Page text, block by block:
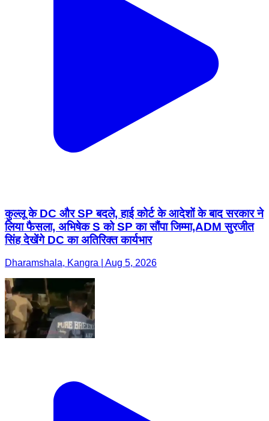
कुल्लू के DC और SP बदले, हाई कोर्ट के आदेशों के बाद सरकार ने
लिया फैसला, अभिषेक S को SP का सौंपा जिम्मा,ADM सुरजीत
सिंह देखेंगे DC का अतिरिक्त कार्यभार
Dharamshala, Kangra | Aug 5, 2026